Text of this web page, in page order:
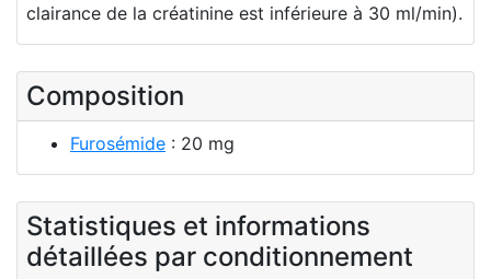
clairance de la créatinine est inférieure à 30 ml/min).
Composition
Furosémide : 20 mg
Statistiques et informations
détaillées par conditionnement